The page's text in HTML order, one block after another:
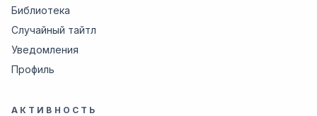
Библиотека
Случайный тайтл
Уведомления
Профиль
АКТИВНОСТЬ